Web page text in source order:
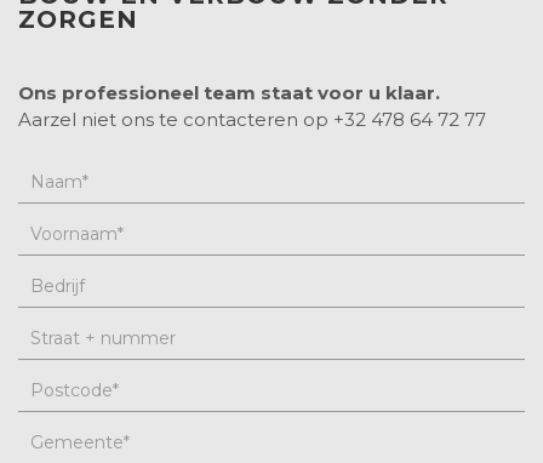
ZORGEN
Ons professioneel team staat voor u klaar.
Aarzel niet ons te contacteren op +32 478 64 72 77
Naam*
Voornaam*
Bedrijf
Straat + nummer
Postcode*
Gemeente*